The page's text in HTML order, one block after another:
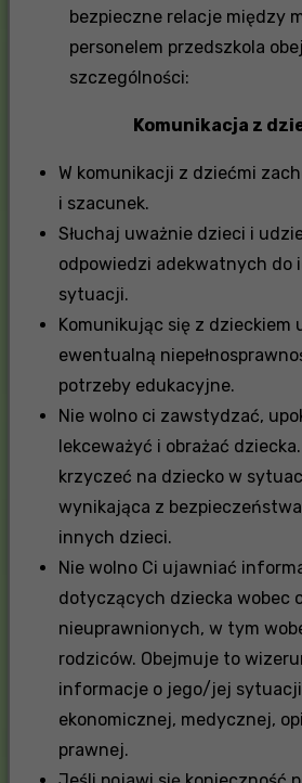
bezpieczne relacje między
personelem przedszkola
szczególności:
Komunikacja z
W komunikacji z dziećmi
i szacunek.
Słuchaj uważnie dzieci i
odpowiedzi adekwatnych do
sytuacji.
Komunikując się z dzieckiem
ewentualną
potrzeby edukacyjne.
Nie wolno ci zawstydzać,
lekceważyć i obrażać
krzyczeć na dziecko w
wynikająca z
innych dzieci.
Nie wolno Ci ujawniać
dotyczących dziecka wobec
nieuprawnionych, w tym
rodziców. Obejmuje to
informacje o jego/jej
ekonomicznej, medycznej,
prawnej.